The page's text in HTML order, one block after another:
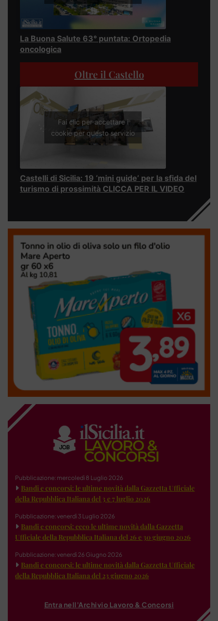
La Buona Salute 63° puntata: Ortopedia
oncologica
Oltre il Castello
Fai clic per accettare i
cookie per questo servizio
Castelli di Sicilia: 19 ‘mini guide’ per la sfida del
turismo di prossimità CLICCA PER IL VIDEO
Pubblicazione: mercoledì 8 Luglio 2026
Bandi e concorsi: le ultime novità dalla Gazzetta Ufficiale
della Repubblica Italiana del 3 e 7 luglio 2026
Pubblicazione: venerdì 3 Luglio 2026
Bandi e concorsi: ecco le ultime novità dalla Gazzetta
Ufficiale della Repubblica Italiana del 26 e 30 giugno 2026
Pubblicazione: venerdì 26 Giugno 2026
Bandi e concorsi: le ultime novità dalla Gazzetta Ufficiale
della Repubblica Italiana del 23 giugno 2026
Entra nell'Archivio Lavoro & Concorsi